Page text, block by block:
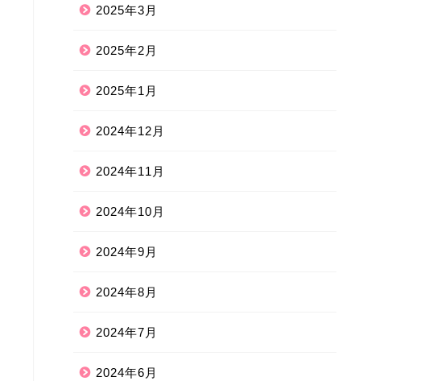
2025年3月
2025年2月
2025年1月
2024年12月
2024年11月
2024年10月
2024年9月
2024年8月
2024年7月
2024年6月